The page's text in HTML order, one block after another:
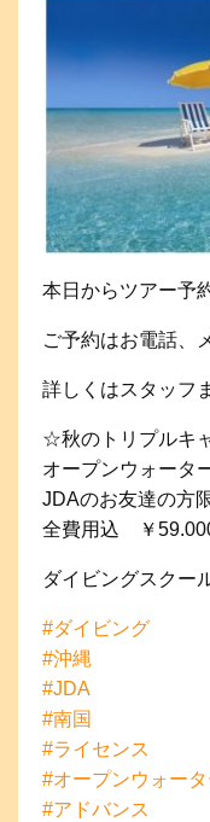
本日からツアー予
ご予約はお電話、
詳しくはスタッフ
☆秋のトリプルキ
オープンウォータ
JDAのお友達の方
全費用込 ￥
ダイビングスク
#ダイビング
#沖縄
#JDA
#南国
#ライセンス
#オープンウォー
#アドバンス